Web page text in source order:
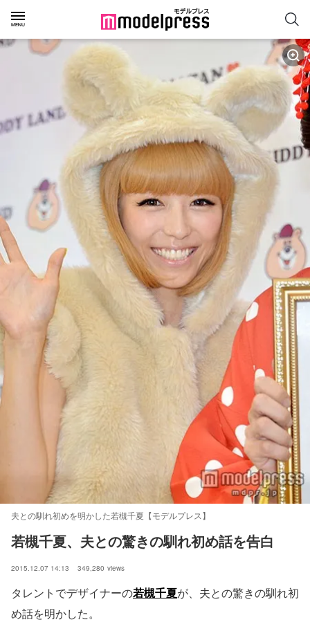
夫との馴れ初めを明かした若槻千夏【モデルプレス】
若槻千夏、夫との驚きの馴れ初め話を告白
2015.12.07 14:13 349,280 views
タレントでデザイナーの若槻千夏が、夫との驚きの馴れ初
め話を明かした。